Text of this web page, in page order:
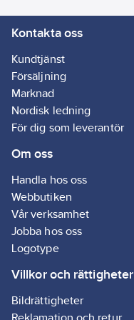
Kontakta oss
Kundtjänst
Försäljning
Marknad
Nordisk ledning
För dig som leverantör
Om oss
Handla hos oss
Webbutiken
Vår verksamhet
Jobba hos oss
Logotype
Villkor och rättigheter
Bildrättigheter